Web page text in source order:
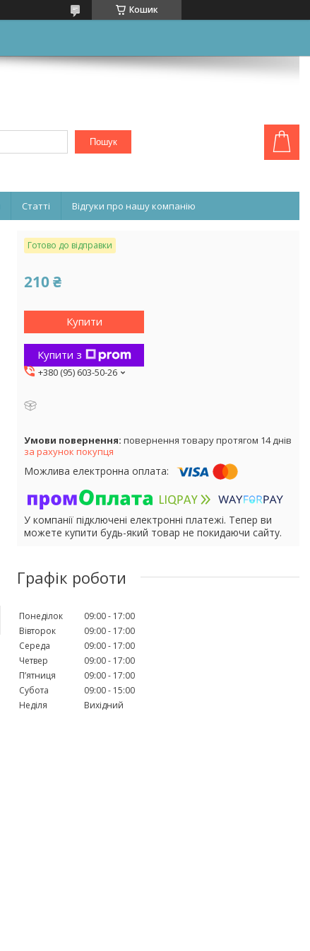
Кошик
Пошук
Статті Відгуки про нашу компанію
Готово до відправки
210 ₴
Купити
Купити з
+380 (95) 603-50-26
повернення товару протягом 14 днів
за рахунок покупця
У компанії підключені електронні платежі. Тепер ви
можете купити будь-який товар не покидаючи сайту.
Графік роботи
Понеділок 09:00
17:00
Вівторок
09:00
17:00
Середа
09:00
17:00
Четвер
09:00
17:00
Пʼятниця
09:00
17:00
Субота
09:00
15:00
Неділя
Вихідний